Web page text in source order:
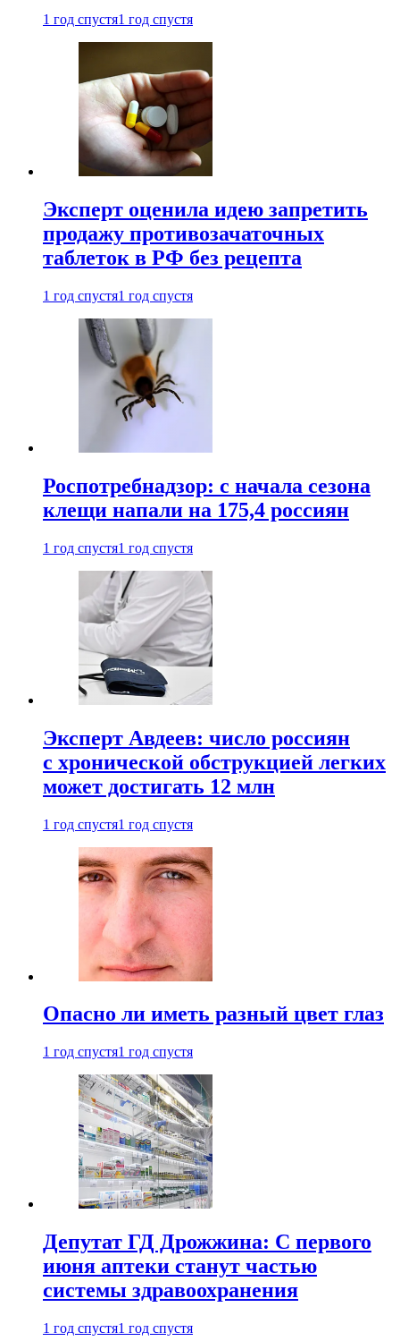
1 год спустя1 год спустя
Эксперт оценила идею запретить
продажу противозачаточных
таблеток в РФ без рецепта
1 год спустя1 год спустя
Роспотребнадзор: с начала сезона
клещи напали на 175,4 россиян
1 год спустя1 год спустя
Эксперт Авдеев: число россиян
с хронической обструкцией легких
может достигать 12 млн
1 год спустя1 год спустя
Опасно ли иметь разный цвет глаз
1 год спустя1 год спустя
Депутат ГД Дрожжина: С первого
июня аптеки станут частью
системы здравоохранения
1 год спустя1 год спустя